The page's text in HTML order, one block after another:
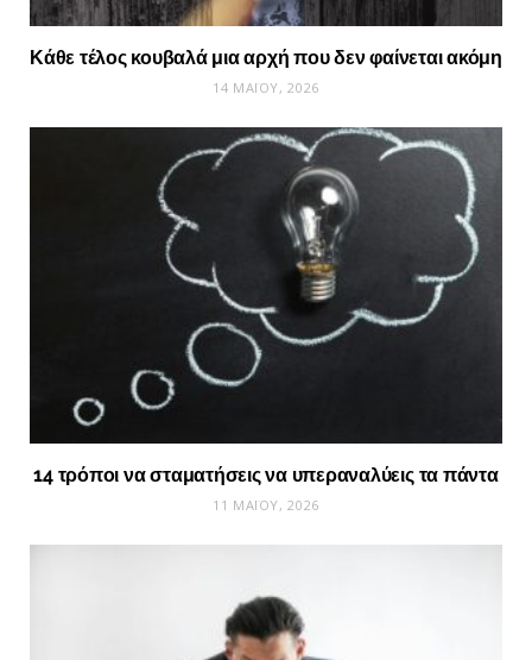
Κάθε τέλος κουβαλά μια αρχή που δεν φαίνεται ακόμη
14 ΜΑΪ́ΟΥ, 2026
14 τρόποι να σταματήσεις να υπεραναλύεις τα πάντα
11 ΜΑΪ́ΟΥ, 2026